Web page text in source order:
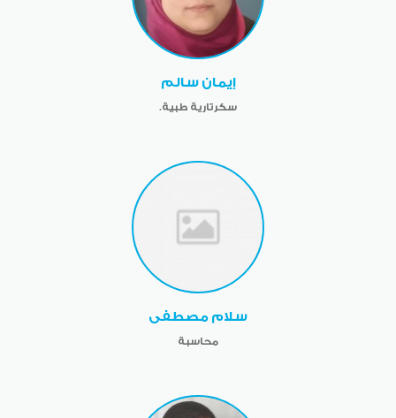
إيمان سالم
سكرتارية طبية.
سلام مصطفى
محاسبة